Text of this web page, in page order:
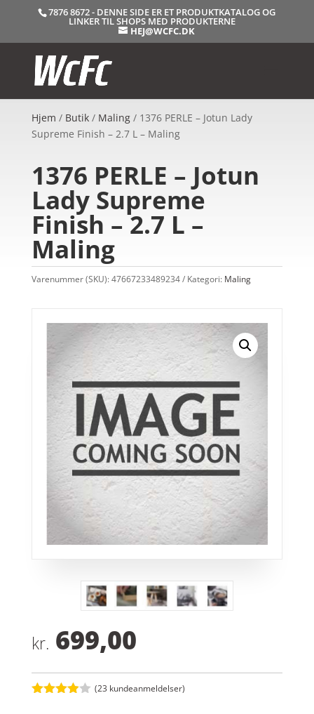
7876 8672 - DENNE SIDE ER ET PRODUKTKATALOG OG
LINKER TIL SHOPS MED PRODUKTERNE
HEJ@WCFC.DK
Hjem / Butik/ Maling/ 1376 PERLE – Jotun Lady
Supreme Finish – 2.7 L – Maling
1376 PERLE – Jotun
Lady Supreme
Finish – 2.7 L –
Maling
Varenummer (SKU):47667233489234 Kategori: Maling
kr. 699,00
(23 kundeanmeldelser)